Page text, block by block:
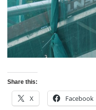
Share this:
X Facebook